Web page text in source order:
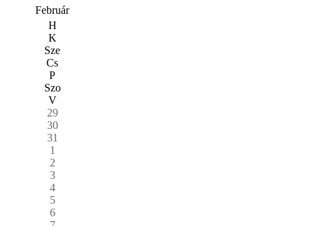
Február
H
K
Sze
Cs
P
Szo
V
29
30
31
1
2
3
4
5
6